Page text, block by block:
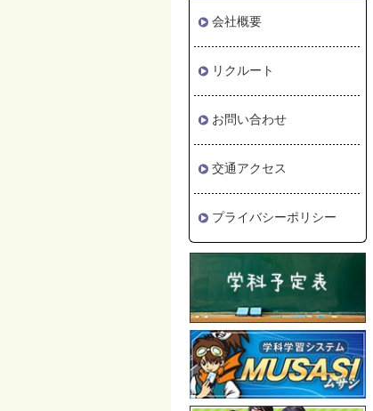
会社概要
リクルート
お問い合わせ
交通アクセス
プライバシーポリシー